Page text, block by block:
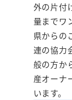
外の片付
量までワ
県からの
連の協力
般の方か
産オーナ
います。